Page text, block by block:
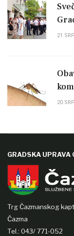
GRADSKA UPRAVA
Trg Čazmanskog
Čazma
Tel.: 043/ 771-052